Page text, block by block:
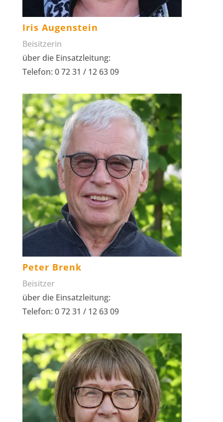
Iris Augenstein
Beisitzerin
über die Einsatzleitung:
Telefon: 0 72 31 / 12 63 09
Peter Brenk
Beisitzer
über die Einsatzleitung:
Telefon: 0 72 31 / 12 63 09